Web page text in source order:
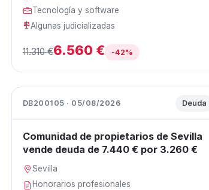
Tecnología y software
Algunas judicializadas
11.310 €6.560 € -42%
DB200105 · 05/08/2026 Deuda
Comunidad de propietarios de Sevilla
vende deuda de 7.440 € por 3.260 €
Sevilla
Honorarios profesionales